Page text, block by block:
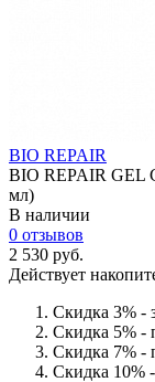
BIO REPAIR
BIO REPAIR GEL
мл)
В наличии
0 отзывов
2 530 руб.
Действует
Скидка 3% -
Скидка 5% -
Скидка 7% -
Скидка 10%